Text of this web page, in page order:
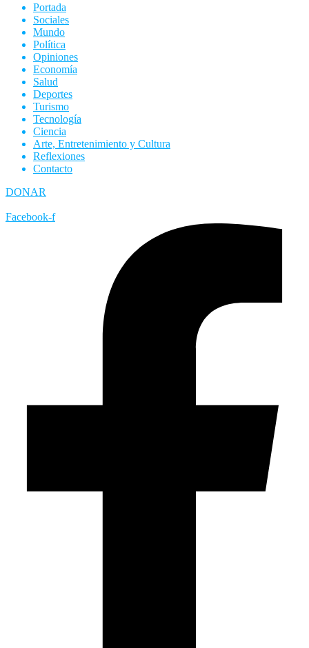
Portada
Sociales
Mundo
Política
Opiniones
Economía
Salud
Deportes
Turismo
Tecnología
Ciencia
Arte, Entretenimiento y Cultura
Reflexiones
Contacto
DONAR
Facebook-f